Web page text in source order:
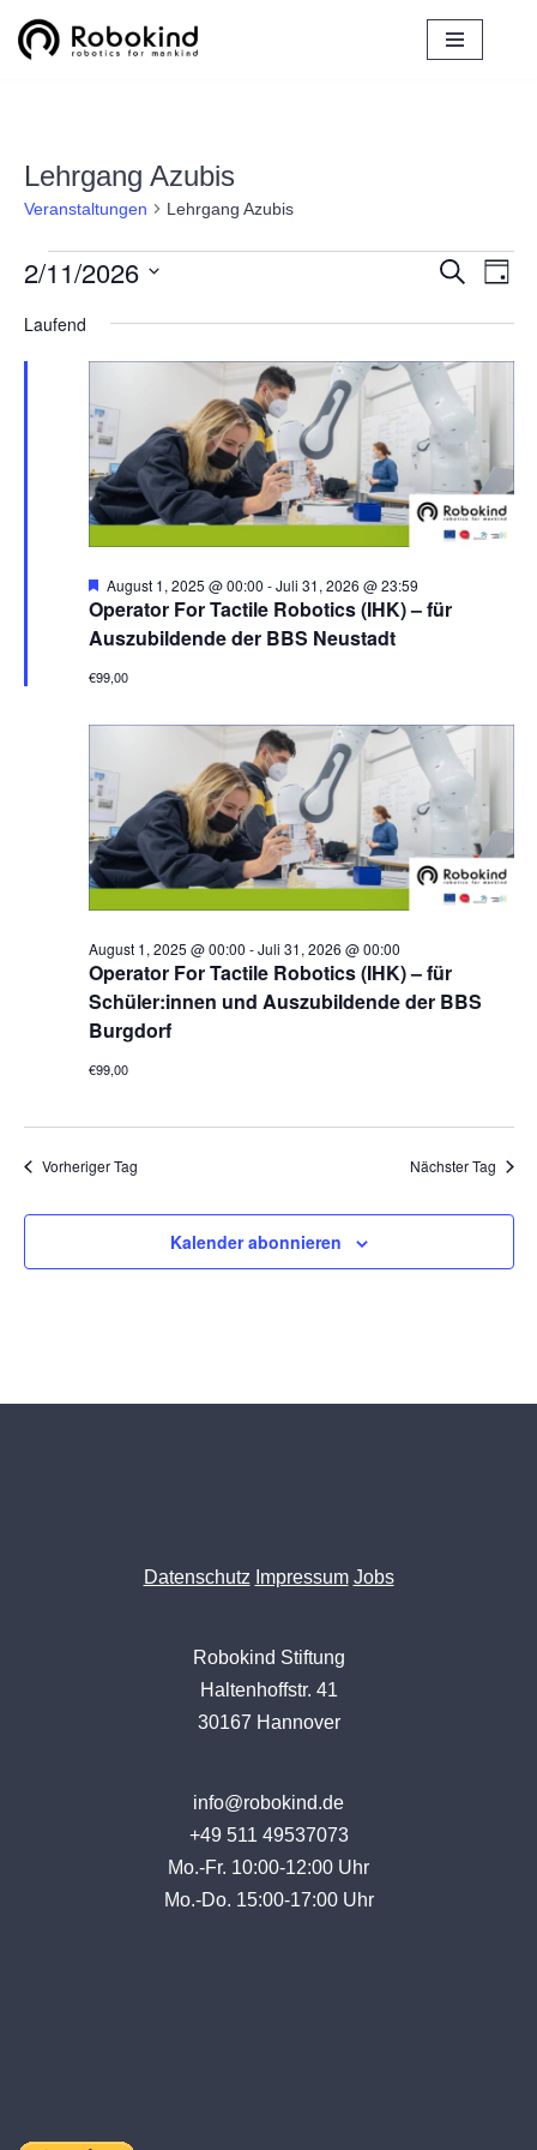
Zum
Lehrgang Azubis
Veranstaltungen Lehrgang Azubis
Suche
und
Suche
Tag
2/11/2026
Laufend
Operator For Tactile Robotics (IHK) – für
Auszubildende der BBS Neustadt
H
e
r
v
r
b
e
n
August 1, 2025 @ 00:00 -Juli 31, 2026 @ 23:59
€99,00
Operator For Tactile Robotics (IHK) – für
Schüler:innen und Auszubildende der BBS
Burgdorf
August 1, 2025 @ 00:00 -Juli 31, 2026 @ 00:00
€99,00
Vorheriger Tag Nächster Tag
Kalender abonnieren
Datenschutz Impressum Jobs
Robokind Stiftung
Haltenhoffstr. 41
30167 Hannover
info@robokind.de
+49 511 49537073
Mo.-Fr. 10:00-12:00 Uhr
Mo.-Do. 15:00-17:00 Uhr